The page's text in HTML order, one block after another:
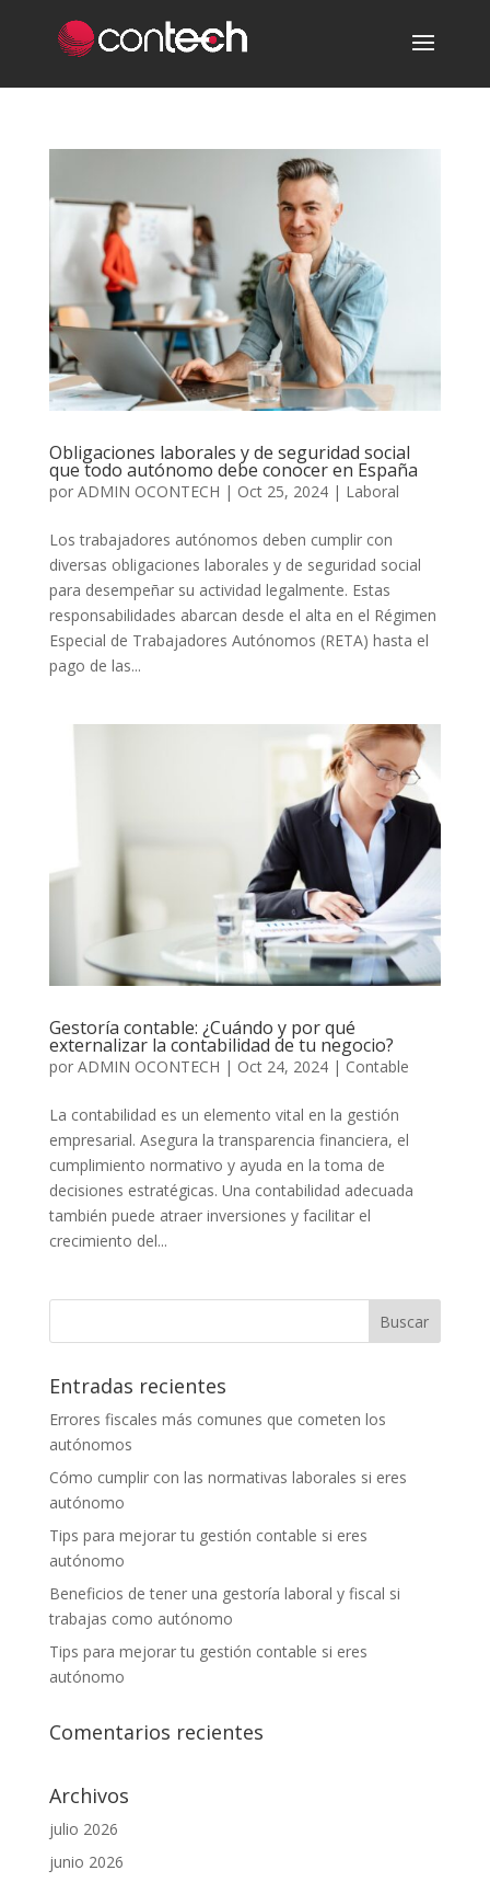
Obligaciones laborales y de seguridad social
que todo autónomo debe conocer en España
por ADMIN OCONTECH | Oct 25, 2024| Laboral
Los trabajadores autónomos deben cumplir con
diversas obligaciones laborales y de seguridad social
para desempeñar su actividad legalmente. Estas
responsabilidades abarcan desde el alta en el Régimen
Especial de Trabajadores Autónomos (RETA) hasta el
pago de las...
Gestoría contable: ¿Cuándo y por qué
externalizar la contabilidad de tu negocio?
por ADMIN OCONTECH | Oct 24, 2024| Contable
La contabilidad es un elemento vital en la gestión
empresarial. Asegura la transparencia financiera, el
cumplimiento normativo y ayuda en la toma de
decisiones estratégicas. Una contabilidad adecuada
también puede atraer inversiones y facilitar el
crecimiento del...
Entradas recientes
Errores fiscales más comunes que cometen los
autónomos
Cómo cumplir con las normativas laborales si eres
autónomo
Tips para mejorar tu gestión contable si eres
autónomo
Beneficios de tener una gestoría laboral y fiscal si
trabajas como autónomo
Tips para mejorar tu gestión contable si eres
autónomo
Comentarios recientes
Archivos
julio 2026
junio 2026